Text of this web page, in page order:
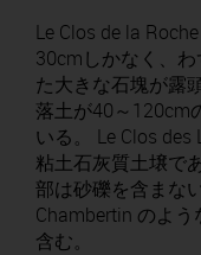
Le Clos de la
30cmしかなく、
た大きな石塊が露
落土が40～120cm
いる。 Le Clos
粘土石灰質土壌で
部は砂礫を含まな
Chambertin のよ
含む。